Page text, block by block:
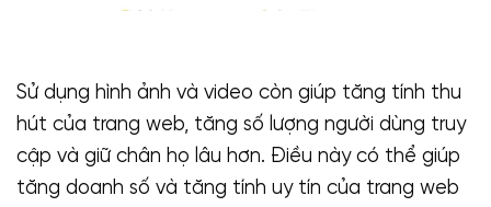
Sử dụng hình ảnh và video còn giúp tăng tính thu
hút của trang web, tăng số lượng người dùng truy
cập và giữ chân họ lâu hơn. Điều này có thể giúp
tăng doanh số và tăng tính uy tín của trang web